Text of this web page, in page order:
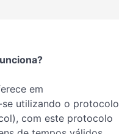
em
utilizando o protocolo
com este protocolo